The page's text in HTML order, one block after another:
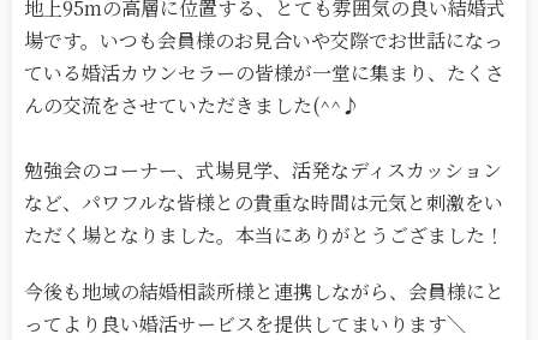
地上95mの高層に位置する、とても雰囲気の良い結婚式
場です。いつも会員様のお見合いや交際でお世話になっ
ている婚活カウンセラーの皆様が一堂に集まり、たくさ
んの交流をさせていただきました(^^♪
勉強会のコーナー、式場見学、活発なディスカッション
など、パワフルな皆様との貴重な時間は元気と刺激をい
ただく場となりました。本当にありがとうござました！
今後も地域の結婚相談所様と連携しながら、会員様にと
ってより良い婚活サービスを提供してまいります＼